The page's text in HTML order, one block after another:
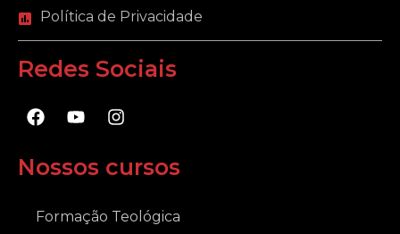
Política de Privacidade
Redes Sociais
F
a
e
b
o
Y
o
t
u
e
I
n
t
a
r
Nossos cursos
Formação Teológica